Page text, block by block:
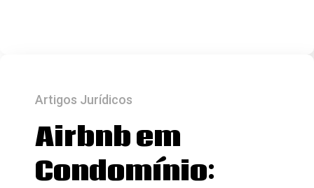
Artigos Jurídicos
Airbnb em
Condomínio: